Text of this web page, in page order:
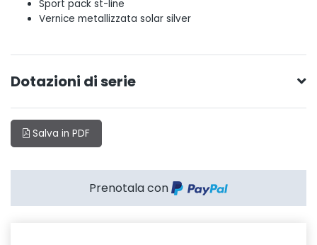
Sport pack st-line
Vernice metallizzata solar silver
Dotazioni di serie
Salva in PDF
Prenotala con